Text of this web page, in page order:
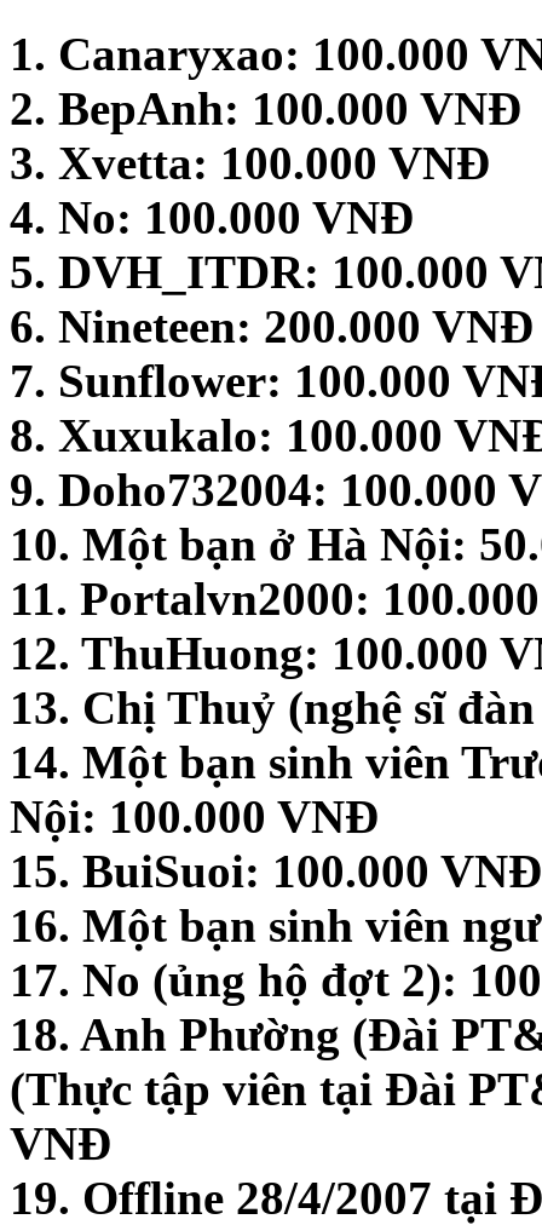
1. Canaryxao: 100.000
2. BepAnh: 100.000 VNĐ
3. Xvetta: 100.000 VNĐ
4. No: 100.000 VNĐ
5. DVH_ITDR: 100.000
6. Nineteen: 200.000 VNĐ
7. Sunflower: 100.000
8. Xuxukalo: 100.000
9. Doho732004: 100.000
10. Một bạn ở Hà Nội:
11. Portalvn2000:
12. ThuHuong: 100.000
13. Chị Thuỷ (nghệ sĩ
14. Một bạn sinh viên
Nội: 100.000 VNĐ
15. BuiSuoi: 100.000 VNĐ
16. Một bạn sinh viên
17. No (ủng hộ đợt 2):
18. Anh Phường (Đài
(Thực tập viên tại Đài
VNĐ
19. Offline 28/4/2007 tại